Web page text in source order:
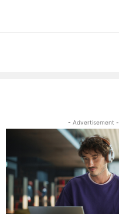
- Advertisement -